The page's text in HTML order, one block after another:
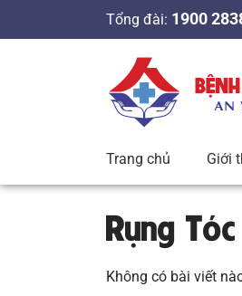
n
Tổng đài: 1900
Trang chủ Giới
Rụng Tóc
Không có bài viết